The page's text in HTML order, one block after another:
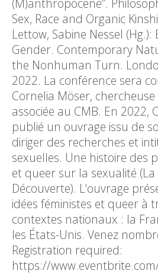
(M)anthropocene”.
Sex, Race and Organic
Lettow, Sabine Nessel (Hg.):
Gender. Contemporary
the Nonhuman Turn.
2022. La conférence sera
Cornelia Möser, chercheuse
associée au CMB. En 2022,
publié un ouvrage issu de
diriger des recherches et
sexuelles. Une histoire des
et queer sur la sexualité (La
Découverte). L‘ouvrage
idées féministes et queer à
contextes nationaux : la
les États-Unis. Venez
Registration required:
https://